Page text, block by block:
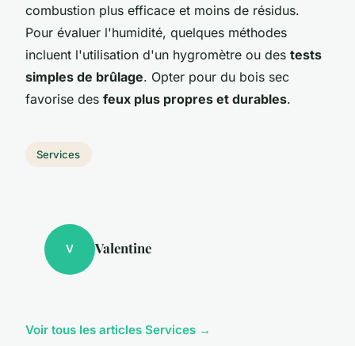
combustion plus efficace et moins de résidus.
Pour évaluer l'humidité, quelques méthodes
incluent l'utilisation d'un hygromètre ou des tests
simples de brûlage. Opter pour du bois sec
favorise des feux plus propres et durables.
Services
V Valentine
Voir tous les articles Services →